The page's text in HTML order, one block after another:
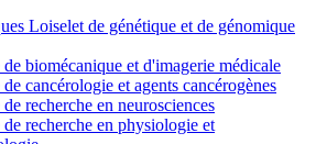
Loiselet de génétique et de génomique
biomécanique et d'imagerie médicale
cancérologie et agents cancérogènes
recherche en neurosciences
recherche en physiologie et